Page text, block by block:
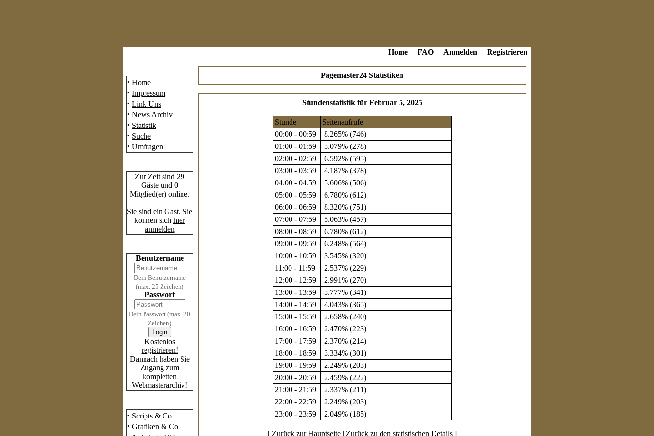
Home FAQ Anmelden Registrieren
· Home
· Impressum
· Link Uns
· News Archiv
· Statistik
· Suche
· Umfragen
Zur Zeit sind 29
Gäste und 0
Mitglied(er) online.
Sie sind ein Gast. Sie
können sich hier
anmelden
Benutzername
Dein Benutzername
(max. 25 Zeichen)
Passwort
Dein Passwort (max. 20
Zeichen)
Kostenlos
registrieren!
Dannach haben Sie
Zugang zum
kompletten
Webmasterarchiv!
· Scripts & Co
· Grafiken & Co
Pagemaster24 Statistiken
Stundenstatistik für Februar 5, 2025
Stunde
Seitenaufrufe
00:00 - 00:59
8.265% (746)
01:00 - 01:59
3.079% (278)
02:00 - 02:59
6.592% (595)
03:00 - 03:59
4.187% (378)
04:00 - 04:59
5.606% (506)
05:00 - 05:59
6.780% (612)
06:00 - 06:59
8.320% (751)
07:00 - 07:59
5.063% (457)
08:00 - 08:59
6.780% (612)
09:00 - 09:59
6.248% (564)
10:00 - 10:59
3.545% (320)
11:00 - 11:59
2.537% (229)
12:00 - 12:59
2.991% (270)
13:00 - 13:59
3.777% (341)
14:00 - 14:59
4.043% (365)
15:00 - 15:59
2.658% (240)
16:00 - 16:59
2.470% (223)
17:00 - 17:59
2.370% (214)
18:00 - 18:59
3.334% (301)
19:00 - 19:59
2.249% (203)
20:00 - 20:59
2.459% (222)
21:00 - 21:59
2.337% (211)
22:00 - 22:59
2.249% (203)
23:00 - 23:59
2.049% (185)
[ Zurück zur Hauptseite| Zurück zu den statistischen Details]